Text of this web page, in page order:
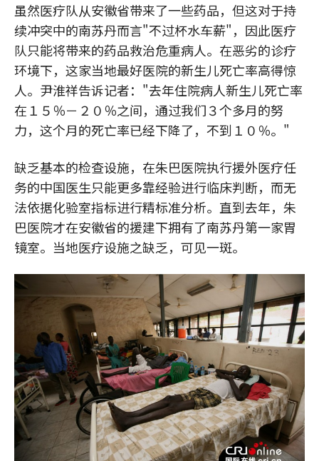
虽然医疗队从安徽省带来了一些药品，但这对于持
续冲突中的南苏丹而言"不过杯水车薪"，因此医疗
队只能将带来的药品救治危重病人。在恶劣的诊疗
环境下，这家当地最好医院的新生儿死亡率高得惊
人。尹淮祥告诉记者："去年住院病人新生儿死亡率
在１５％－２０％之间，通过我们３个多月的努
力，这个月的死亡率已经下降了，不到１０％。"
缺乏基本的检查设施，在朱巴医院执行援外医疗任
务的中国医生只能更多靠经验进行临床判断，而无
法依据化验室指标进行精标准分析。直到去年，朱
巴医院才在安徽省的援建下拥有了南苏丹第一家胃
镜室。当地医疗设施之缺乏，可见一斑。